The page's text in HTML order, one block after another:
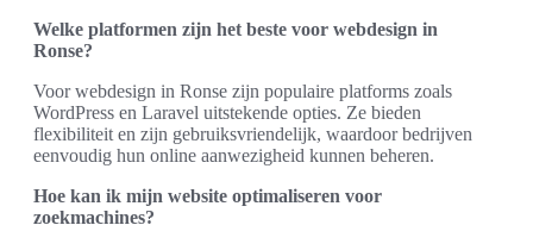
Welke platformen zijn het beste voor webdesign in
Ronse?
Voor webdesign in Ronse zijn populaire platforms zoals
WordPress en Laravel uitstekende opties. Ze bieden
flexibiliteit en zijn gebruiksvriendelijk, waardoor bedrijven
eenvoudig hun online aanwezigheid kunnen beheren.
Hoe kan ik mijn website optimaliseren voor
zoekmachines?